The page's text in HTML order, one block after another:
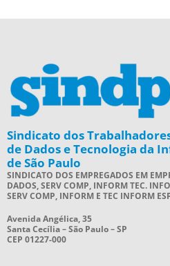
Sindicato dos
de Dados e Tecnologia da
de São Paulo
SINDICATO DOS EMPREGADOS EM
DADOS, SERV COMP, INFORM TEC.
SERV COMP, INFORM E TEC INFORM
Avenida Angélica, 35
Santa Cecília – São Paulo – SP
CEP 01227-000